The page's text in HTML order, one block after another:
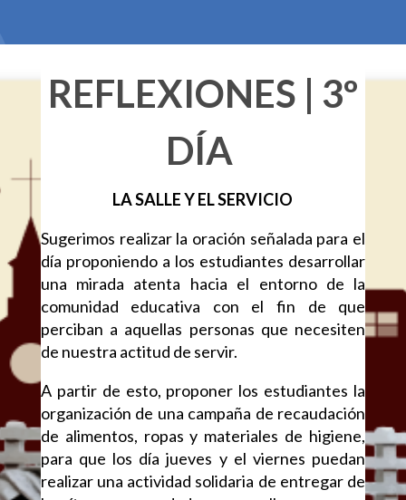
REFLEXIONES | 3º
DÍA
LA SALLE Y EL SERVICIO
Sugerimos realizar la oración señalada para el
día proponiendo a los estudiantes desarrollar
una mirada atenta hacia el entorno de la
comunidad educativa con el fin de que
perciban a aquellas personas que necesiten
de nuestra actitud de servir.
A partir de esto, proponer los estudiantes la
organización de una campaña de recaudación
de alimentos, ropas y materiales de higiene,
para que los día jueves y el viernes puedan
realizar una actividad solidaria de entregar de